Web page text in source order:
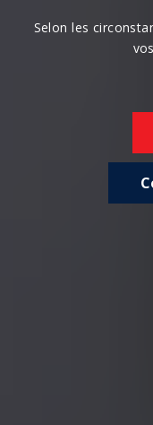
Selon les